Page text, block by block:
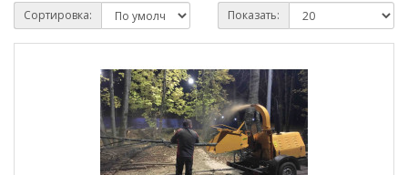
Сортировка: Показать: